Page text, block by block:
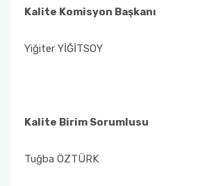
Kalite Komisyon Başkanı
Yiğiter YİĞİTSOY
Kalite Birim Sorumlusu
Tuğba ÖZTÜRK